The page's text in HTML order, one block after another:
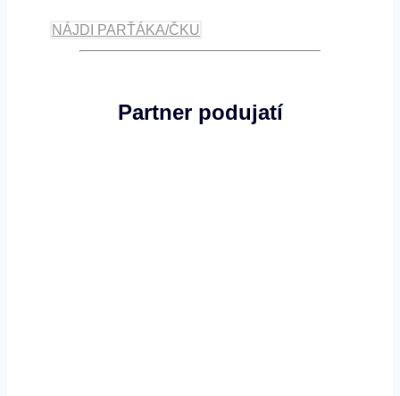
NÁJDI PARŤÁKA/ČKU
Partner podujatí